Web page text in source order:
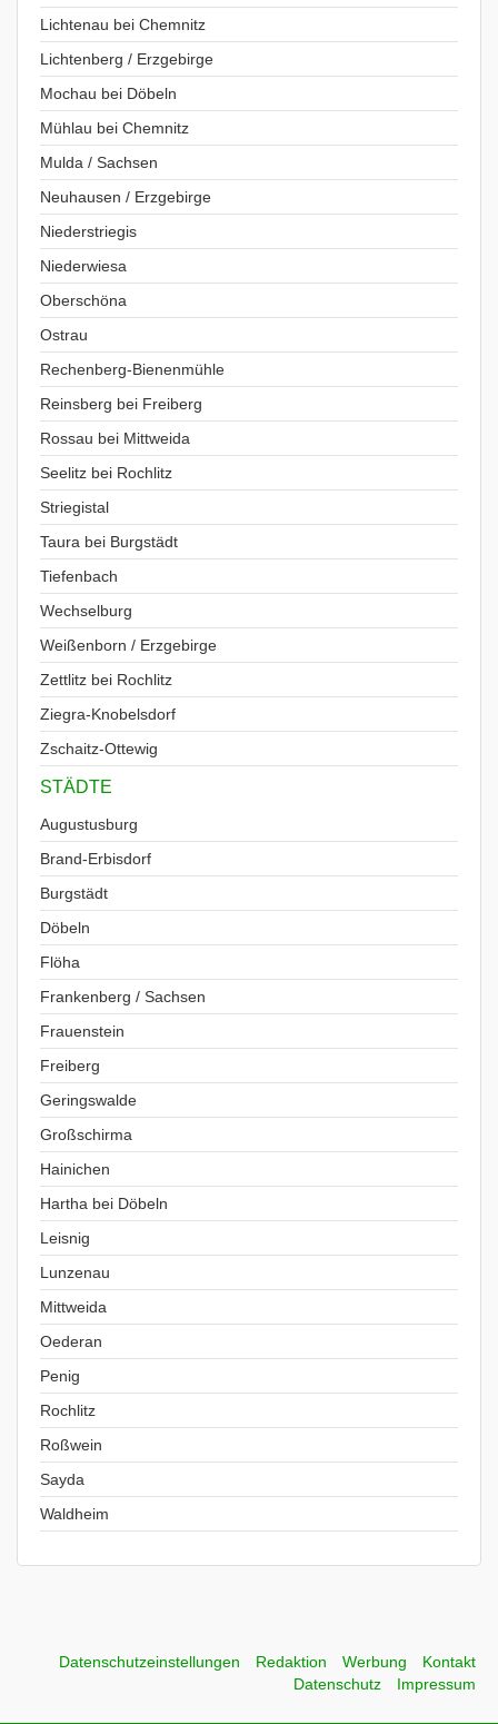
Lichtenau bei Chemnitz
Lichtenberg / Erzgebirge
Mochau bei Döbeln
Mühlau bei Chemnitz
Mulda / Sachsen
Neuhausen / Erzgebirge
Niederstriegis
Niederwiesa
Oberschöna
Ostrau
Rechenberg-Bienenmühle
Reinsberg bei Freiberg
Rossau bei Mittweida
Seelitz bei Rochlitz
Striegistal
Taura bei Burgstädt
Tiefenbach
Wechselburg
Weißenborn / Erzgebirge
Zettlitz bei Rochlitz
Ziegra-Knobelsdorf
Zschaitz-Ottewig
STÄDTE
Augustusburg
Brand-Erbisdorf
Burgstädt
Döbeln
Flöha
Frankenberg / Sachsen
Frauenstein
Freiberg
Geringswalde
Großschirma
Hainichen
Hartha bei Döbeln
Leisnig
Lunzenau
Mittweida
Oederan
Penig
Rochlitz
Roßwein
Sayda
Waldheim
Datenschutzeinstellungen Redaktion Werbung
Kontakt
Datenschutz
Impressum